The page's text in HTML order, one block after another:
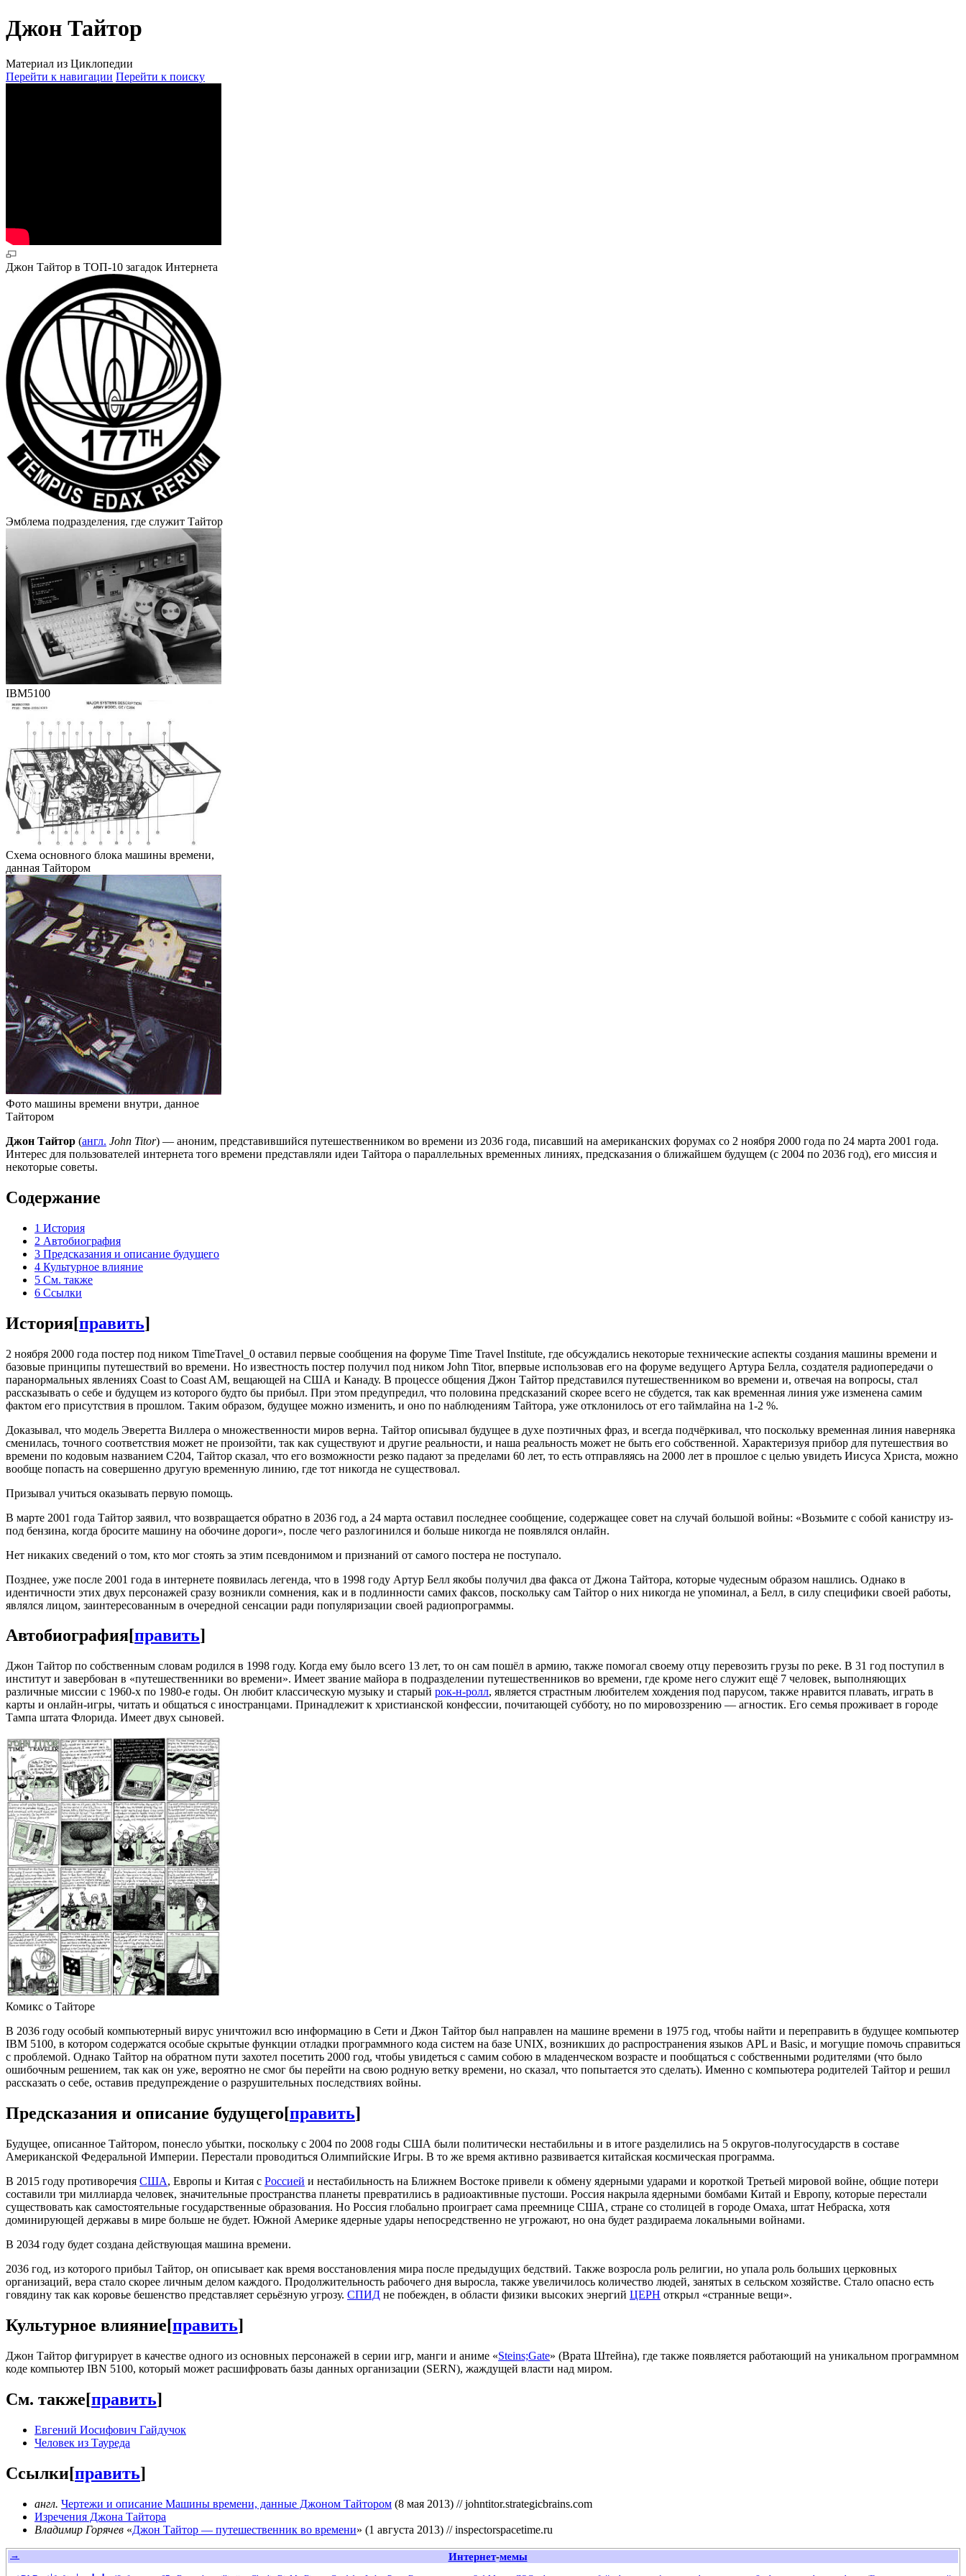
Джон Тайтор
Материал из Циклопедии
Перейти к навигации Перейти к поиску
Джон Тайтор в ТОП-10 загадок Интернета
Эмблема подразделения, где служит Тайтор
IBM5100
Схема основного блока машины времени,
данная Тайтором
Фото машины времени внутри, данное
Тайтором
Джон Тайтор (англ. John Titor) — аноним, представившийся путешественником во времени из 2036 года, писавший на американских форумах со 2 ноября 2000 года по 24 марта 2001 года.
Интерес для пользователей интернета того времени представляли идеи Тайтора о параллельных временных линиях, предсказания о ближайшем будущем (с 2004 по 2036 год), его миссия и
некоторые советы.
Содержание
1 История
2 Автобиография
3 Предсказания и описание будущего
4 Культурное влияние
5 См. также
6 Ссылки
История[править]
2 ноября 2000 года постер под ником TimeTravel_0 оставил первые сообщения на форуме Time Travel Institute, где обсуждались некоторые технические аспекты создания машины времени и
базовые принципы путешествий во времени. Но известность постер получил под ником John Titor, впервые использовав его на форуме ведущего Артура Белла, создателя радиопередачи о
паранормальных явлениях Coast to Coast AM, вещающей на США и Канаду. В процессе общения Джон Тайтор представился путешественником во времени и, отвечая на вопросы, стал
рассказывать о себе и будущем из которого будто бы прибыл. При этом предупредил, что половина предсказаний скорее всего не сбудется, так как временная линия уже изменена самим
фактом его присутствия в прошлом. Таким образом, будущее можно изменить, и оно по наблюдениям Тайтора, уже отклонилось от его таймлайна на 1-2 %.
Доказывал, что модель Эверетта Виллера о множественности миров верна. Тайтор описывал будущее в духе поэтичных фраз, и всегда подчёркивал, что поскольку временная линия наверняка
сменилась, точного соответствия может не произойти, так как существуют и другие реальности, и наша реальность может не быть его собственной. Характеризуя прибор для путешествия во
времени по кодовым названием C204, Тайтор сказал, что его возможности резко падают за пределами 60 лет, то есть отправляясь на 2000 лет в прошлое с целью увидеть Иисуса Христа, можно
вообще попасть на совершенно другую временную линию, где тот никогда не существовал.
Призывал учиться оказывать первую помощь.
В марте 2001 года Тайтор заявил, что возвращается обратно в 2036 год, а 24 марта оставил последнее сообщение, содержащее совет на случай большой войны: «Возьмите с собой канистру из-
под бензина, когда бросите машину на обочине дороги», после чего разлогинился и больше никогда не появлялся онлайн.
Нет никаких сведений о том, кто мог стоять за этим псевдонимом и признаний от самого постера не поступало.
Позднее, уже после 2001 года в интернете появилась легенда, что в 1998 году Артур Белл якобы получил два факса от Джона Тайтора, которые чудесным образом нашлись. Однако в
идентичности этих двух персонажей сразу возникли сомнения, как и в подлинности самих факсов, поскольку сам Тайтор о них никогда не упоминал, а Белл, в силу специфики своей работы,
являлся лицом, заинтересованным в очередной сенсации ради популяризации своей радиопрограммы.
Автобиография[править]
Джон Тайтор по собственным словам родился в 1998 году. Когда ему было всего 13 лет, то он сам пошёл в армию, также помогал своему отцу перевозить грузы по реке. В 31 год поступил в
институт и завербован в «путешественники во времени». Имеет звание майора в подразделении путешественников во времени, где кроме него служит ещё 7 человек, выполняющих
различные миссии с 1960-х по 1980-е годы. Он любит классическую музыку и старый рок-н-ролл, является страстным любителем хождения под парусом, также нравится плавать, играть в
карты и онлайн-игры, читать и общаться с иностранцами. Принадлежит к христианской конфессии, почитающей субботу, но по мировоззрению — агностик. Его семья проживает в городе
Тампа штата Флорида. Имеет двух сыновей.
Комикс о Тайторе
В 2036 году особый компьютерный вирус уничтожил всю информацию в Сети и Джон Тайтор был направлен на машине времени в 1975 год, чтобы найти и переправить в будущее компьютер
IBM 5100, в котором содержатся особые скрытые функции отладки программного кода систем на базе UNIX, возникших до распространения языков APL и Basic, и могущие помочь справиться
с проблемой. Однако Тайтор на обратном пути захотел посетить 2000 год, чтобы увидеться с самим собою в младенческом возрасте и пообщаться с собственными родителями (что было
ошибочным решением, так как он уже, вероятно не смог бы перейти на свою родную ветку времени, но сказал, что попытается это сделать). Именно с компьютера родителей Тайтор и решил
рассказать о себе, оставив предупреждение о разрушительных последствиях войны.
Предсказания и описание будущего[править]
Будущее, описанное Тайтором, понесло убытки, поскольку с 2004 по 2008 годы США были политически нестабильны и в итоге разделились на 5 округов-полугосударств в составе
Американской Федеральной Империи. Перестали проводиться Олимпийские Игры. В то же время активно развивается китайская космическая программа.
В 2015 году противоречия США, Европы и Китая с Россией и нестабильность на Ближнем Востоке привели к обмену ядерными ударами и короткой Третьей мировой войне, общие потери
составили три миллиарда человек, значительные пространства планеты превратились в радиоактивные пустоши. Россия накрыла ядерными бомбами Китай и Европу, которые перестали
существовать как самостоятельные государственные образования. Но Россия глобально проиграет сама преемнице США, стране со столицей в городе Омаха, штат Небраска, хотя
доминирующей державы в мире больше не будет. Южной Америке ядерные удары непосредственно не угрожают, но она будет раздираема локальными войнами.
В 2034 году будет создана действующая машина времени.
2036 год, из которого прибыл Тайтор, он описывает как время восстановления мира после предыдущих бедствий. Также возросла роль религии, но упала роль больших церковных
организаций, вера стало скорее личным делом каждого. Продолжительность рабочего дня выросла, также увеличилось количество людей, занятых в сельском хозяйстве. Стало опасно есть
говядину так как коровье бешенство представляет серьёзную угрозу. СПИД не побежден, в области физики высоких энергий ЦЕРН открыл «странные вещи».
Культурное влияние[править]
Джон Тайтор фигурирует в качестве одного из основных персонажей в серии игр, манги и аниме «Steins;Gate» (Врата Штейна), где также появляется работающий на уникальном программном
коде компьютер IBN 5100, который может расшифровать базы данных организации (SERN), жаждущей власти над миром.
См. также[править]
Евгений Иосифович Гайдучок
Человек из Тауреда
Ссылки[править]
англ. Чертежи и описание Машины времени, данные Джоном Тайтором (8 мая 2013) // johntitor.strategicbrains.com
Изречения Джона Тайтора
Владимир Горячев «Джон Тайтор — путешественник во времени» (1 августа 2013) // inspectorspacetime.ru
→ Интернет-мемы